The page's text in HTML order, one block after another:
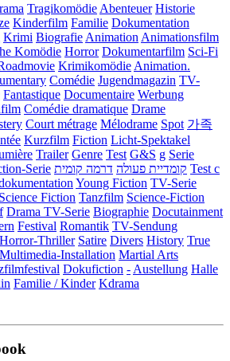
Tragikomödie Abenteuer Historie
Kinderfilm Familie Dokumentation
Krimi Biografie Animation Animationsfilm
Komödie Horror Dokumentarfilm Sci-Fi
Krimikomödie Animation.
Comédie Jugendmagazin TV-
Fantastique Documentaire Werbung
Comédie dramatique Drame
Court métrage Mélodrame Spot 가족
Kurzfilm Fiction Licht-Spektakel
Trailer Genre Test G&S g Serie
Serie קומדיית פעולה דרמה קומית
Test c
Young Fiction TV-Serie
Science Fiction Tanzfilm Science-Fiction
Drama TV-Serie Biographie Docutainment
Festival Romantik TV-Sendung
Horror-Thriller Satire Divers History True
Multimedia-Installation Martial Arts
Dokufiction - Austellung Halle
Familie / Kinder Kdrama